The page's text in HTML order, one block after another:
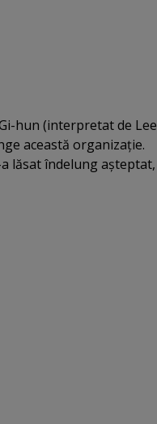
hun (interpretat de Lee
această organizaţie.
lăsat îndelung aşteptat,